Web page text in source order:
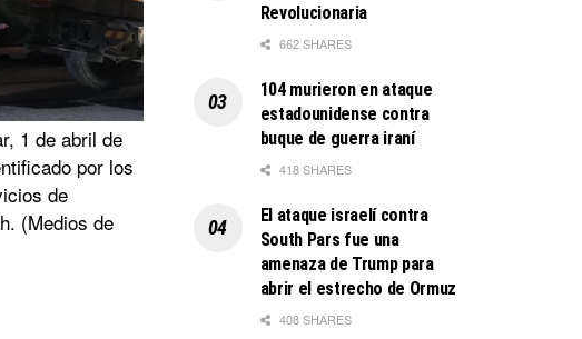
1 de abril de
por los
de
(Medios de
Revolucionaria
662 SHARES
104 murieron en ataque
estadounidense contra
buque de guerra iraní
418 SHARES
El ataque israelí contra
South Pars fue una
amenaza de Trump para
abrir el estrecho de Ormuz
408 SHARES